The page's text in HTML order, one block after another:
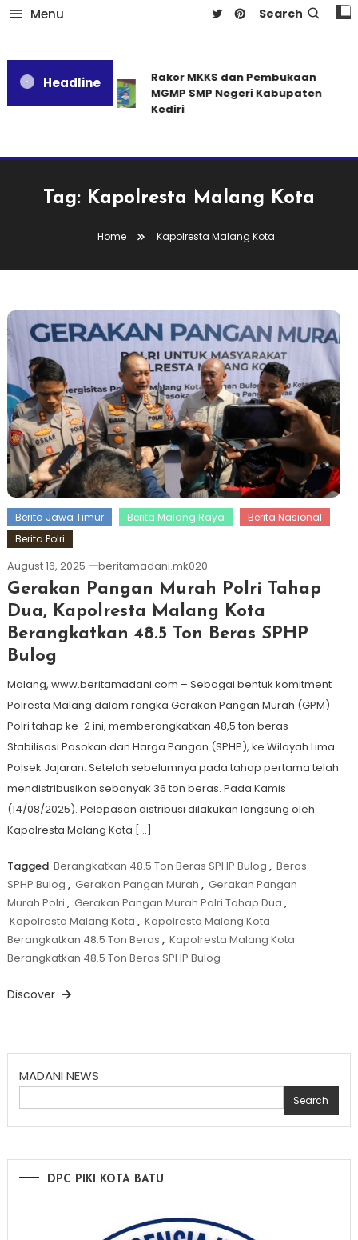
Menu Search
Headline
Rakor MKKS dan Pembukaan
MGMP SMP Negeri Kabupaten
Kediri
Tag: Kapolresta Malang Kota
Home Kapolresta Malang Kota
Berita Jawa Timur Berita Malang Raya
Berita Nasional
Berita Polri
August 16, 2025 beritamadani.mk020
Gerakan Pangan Murah Polri Tahap
Dua, Kapolresta Malang Kota
Berangkatkan 48.5 Ton Beras SPHP
Bulog
Malang, www.beritamadani.com – Sebagai bentuk komitment
Polresta Malang dalam rangka Gerakan Pangan Murah (GPM)
Polri tahap ke-2 ini, memberangkatkan 48,5 ton beras
Stabilisasi Pasokan dan Harga Pangan (SPHP), ke Wilayah Lima
Polsek Jajaran. Setelah sebelumnya pada tahap pertama telah
mendistribusikan sebanyak 36 ton beras. Pada Kamis
(14/08/2025). Pelepasan distribusi dilakukan langsung oleh
Kapolresta Malang Kota […]
Tagged Berangkatkan 48.5 Ton Beras SPHP Bulog , Beras
SPHP Bulog , Gerakan Pangan Murah , Gerakan Pangan
Murah Polri , Gerakan Pangan Murah Polri Tahap Dua ,
Kapolresta Malang Kota , Kapolresta Malang Kota
Berangkatkan 48.5 Ton Beras , Kapolresta Malang Kota
Berangkatkan 48.5 Ton Beras SPHP Bulog
Discover
MADANI NEWS
Search
DPC PIKI KOTA BATU